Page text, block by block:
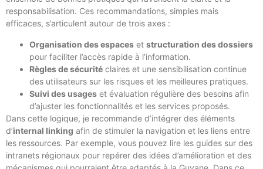
responsabilisation. Ces recommandations, simples mais
efficaces, s’articulent autour de trois axes :
Organisation des espaces et structuration des dossiers
pour faciliter l’accès rapide à l’information.
Règles de sécurité claires et une sensibilisation continue
des utilisateurs sur les risques et les meilleures pratiques.
Suivi des usages et évaluation régulière des besoins afin
d’ajuster les fonctionnalités et les services proposés.
Dans cette logique, je recommande d’intégrer des éléments
d’internal linking afin de stimuler la navigation et les liens entre
les ressources. Par exemple, vous pouvez lire les guides sur des
intranets régionaux pour repérer des idées d’amélioration et des